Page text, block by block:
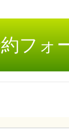
フォ